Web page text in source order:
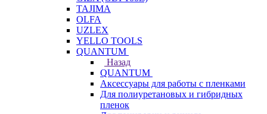
TAJIMA
OLFA
UZLEX
YELLO TOOLS
QUANTUM
Назад
QUANTUM
Аксессуары для работы с пленками
Для полиуретановых и гибридных
пленок